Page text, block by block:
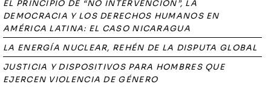
EL PRINCIPIO DE “NO INTERVENCIÓN”, LA
DEMOCRACIA Y LOS DERECHOS HUMANOS EN
AMÉRICA LATINA: EL CASO NICARAGUA
LA ENERGÍA NUCLEAR, REHÉN DE LA DISPUTA GLOBAL
JUSTICIA Y DISPOSITIVOS PARA HOMBRES QUE
EJERCEN VIOLENCIA DE GÉNERO